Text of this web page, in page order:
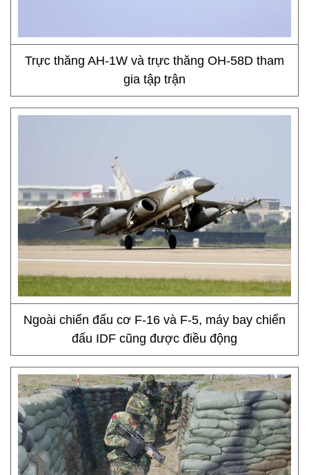
Trực thăng AH-1W và trực thăng OH-58D tham
gia tập trận
Ngoài chiến đấu cơ F-16 và F-5, máy bay chiến
đấu IDF cũng được điều động